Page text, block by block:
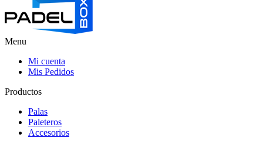
Menu
Mi cuenta
Mis Pedidos
Productos
Palas
Paleteros
Accesorios